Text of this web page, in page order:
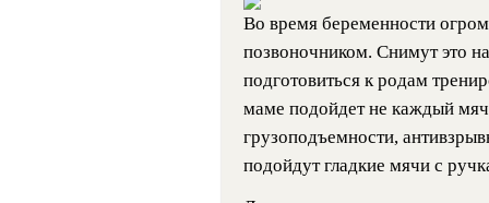
Во время беременности
позвоночником. Снимут это
подготовиться к родам
маме подойдет не каждый
грузоподъемности,
подойдут гладкие мячи с